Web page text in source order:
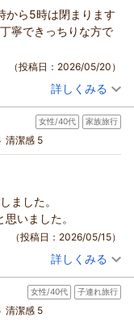
の物音につきまして
とを大変心苦しく思
部分もございます
できる限り快適な環
誠にありがとうござ
今後より良いホテル
、誠にありがとうご
だき、またご感想
申し上げます。
十分」とのお言葉を
後もリーズナブルな
ける環境づくりとサ
く、お部屋やサービ
タッフ一同精進し
ッソをご利用くだ
ります。
（返信日：2026/07/26）
から5時は閉まります
寧できっちりな方で
（投稿日：2026/05/20）
食事なし
込)
また満点の評価と
とうございます。
そしてスタッフの
変嬉しく拝見いた
みとさせていただき
、お客様に安心して
て実施しておりま
詳しくみる
女性/40代 家族旅行
清潔感 5
ました。
いました。
（投稿日：2026/05/15）
にお得♪30日前までのご
詳しくみる
女性/40代 子連れ旅行
清潔感 5